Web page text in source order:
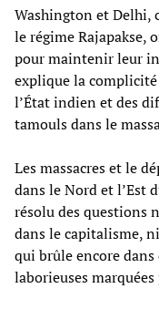
Washington et Delhi,
le régime Rajapakse,
pour maintenir leur
explique la
l’État indien et des
tamouls dans le
Les massacres et le
dans le Nord et l’Est
résolu des questions
dans le capitalisme,
qui brûle encore
laborieuses